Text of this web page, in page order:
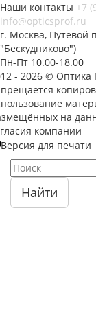
Наши контакты +7
info@opticsprof.ru
г. Москва, Путевой
"Бескудниково")
Пн-Пт 10.00-18.00
- 2026 © Оптика
на
компании
Версия для печати
Найти